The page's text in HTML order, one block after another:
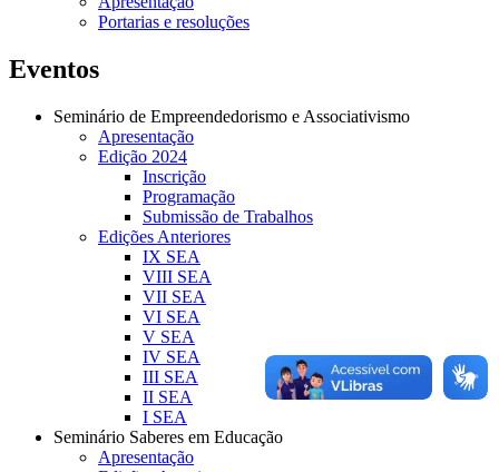
Portarias e resoluções
Eventos
Seminário de Empreendedorismo e Associativismo
Apresentação
Edição 2024
Inscrição
Programação
Submissão de Trabalhos
Edições Anteriores
IX SEA
VIII SEA
VII SEA
VI SEA
V SEA
IV SEA
III SEA
II SEA
I SEA
Seminário Saberes em Educação
Apresentação